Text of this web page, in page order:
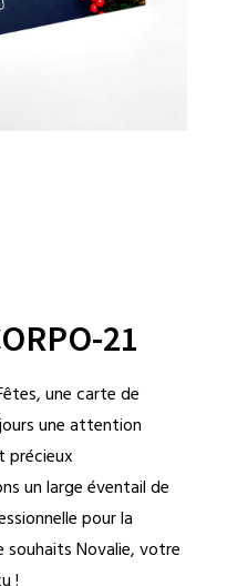
21
une carte de
une attention
précieux
un large éventail de
pour la
Novalie, votre